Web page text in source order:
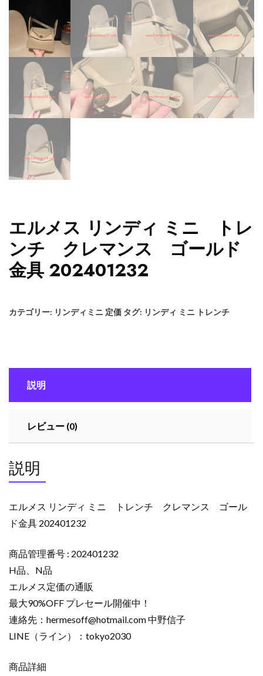
エルメス リンディ ミニ トレ
ンチ クレマンス ゴールド
金具 202401232
カテゴリー: リンディミニ 定価 タグ: リンディ ミニ トレンチ
説明
レビュー (0)
説明
エルメス リンディ ミニ トレンチ クレマンス ゴール
ド金具 202401232
商品管理番号 : 202401232
H品、N品
エルメス定価の通販
最大90%OFF プレセール開催中！
連絡先： hermesoff@hotmail.com中野信子
LINE（ライン）：tokyo2030
商品詳細